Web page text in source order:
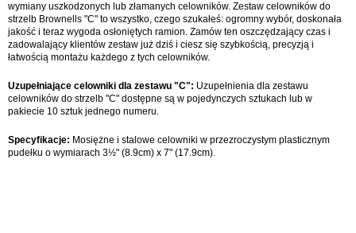
wymiany uszkodzonych lub złamanych celowników. Zestaw celowników do
strzelb Brownells "C" to wszystko, czego szukałeś: ogromny wybór, doskonała
jakość i teraz wygoda osłoniętych ramion. Zamów ten oszczędzający czas i
zadowalający klientów zestaw już dziś i ciesz się szybkością, precyzją i
łatwością montażu każdego z tych celowników.
Uzupełniające celowniki dla zestawu "C": Uzupełnienia dla zestawu
celowników do strzelb "C" dostępne są w pojedynczych sztukach lub w
pakiecie 10 sztuk jednego numeru.
Specyfikacje: Mosiężne i stalowe celowniki w przezroczystym plasticznym
pudełku o wymiarach 3½" (8.9cm) x 7" (17.9cm).